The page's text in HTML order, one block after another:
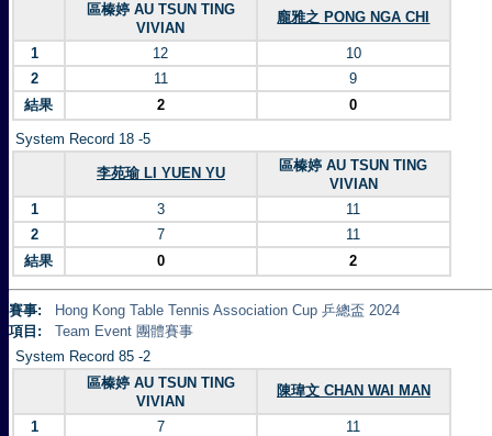
區榛婷 AU TSUN TING
VIVIAN
龐雅之 PONG NGA CHI
1 12
10
2
11
9
結果
2 0
System Record 18 -5
李苑瑜 LI YUEN YU
區榛婷 AU TSUN TING
VIVIAN
1
3
11
2
7
11
結果
0 2
賽事:
Hong Kong Table Tennis Association Cup 乒總盃 2024
項目:
Team Event 團體賽事
System Record 85 -2
區榛婷 AU TSUN TING
VIVIAN
陳瑋文 CHAN WAI MAN
1 7
11